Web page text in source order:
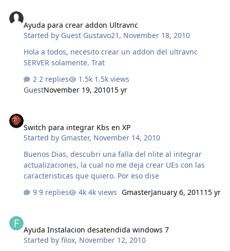
Ayuda para crear addon Ultravnc
Started by Guest Gustavo21 , November 18, 2010
Hola a todos, necesito crear un addon del ultravnc
SERVER solamente. Trat
2 replies
1.5k views
GuestNovember 19, 201015 yr
Switch para integrar Kbs en XP
Started by Gmaster, November 14, 2010
Buenos Dias, descubri una falla del nlite al integrar
actualizaciones, la cual no me deja crear UEs con las
caracteristicas que quiero. Por eso dise
9 replies
4k views GmasterJanuary 6, 2011 15 yr
Ayuda Instalacion desatendida windows 7
Started byfilox, November 12, 2010